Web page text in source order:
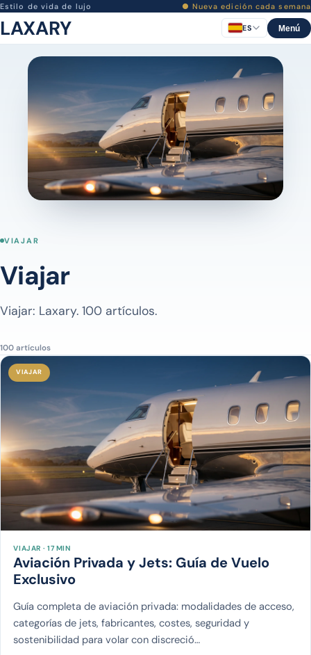
Estilo de vida de lujo ● Nueva edición cada semana
LAXARY ES Menú
VIAJAR
Viajar
Viajar: Laxary. 100 artículos.
100 artículos
VIAJAR
VIAJAR · 17 MIN
Aviación Privada y Jets: Guía de Vuelo
Exclusivo
Guía completa de aviación privada: modalidades de acceso,
categorías de jets, fabricantes, costes, seguridad y
sostenibilidad para volar con discreció…